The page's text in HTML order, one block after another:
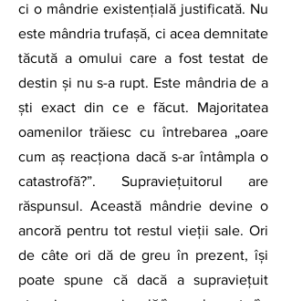
ci o mândrie existențială justificată. Nu
este mândria trufașă, ci acea demnitate
tăcută a omului care a fost testat de
destin și nu s-a rupt. Este mândria de a
ști exact din ce e făcut. Majoritatea
oamenilor trăiesc cu întrebarea „oare
cum aș reacționa dacă s-ar întâmpla o
catastrofă?”. Supraviețuitorul are
răspunsul. Această mândrie devine o
ancoră pentru tot restul vieții sale. Ori
de câte ori dă de greu în prezent, își
poate spune că dacă a supraviețuit